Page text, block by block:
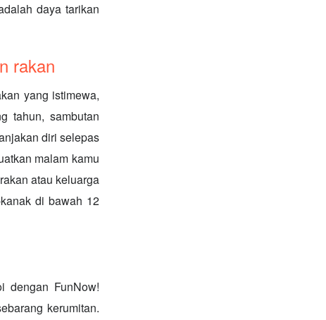
daya tarikan
rakan
yang istimewa,
tahun, sambutan
diri selepas
malam kamu
atau keluarga
di bawah 12
dengan FunNow!
kerumitan.